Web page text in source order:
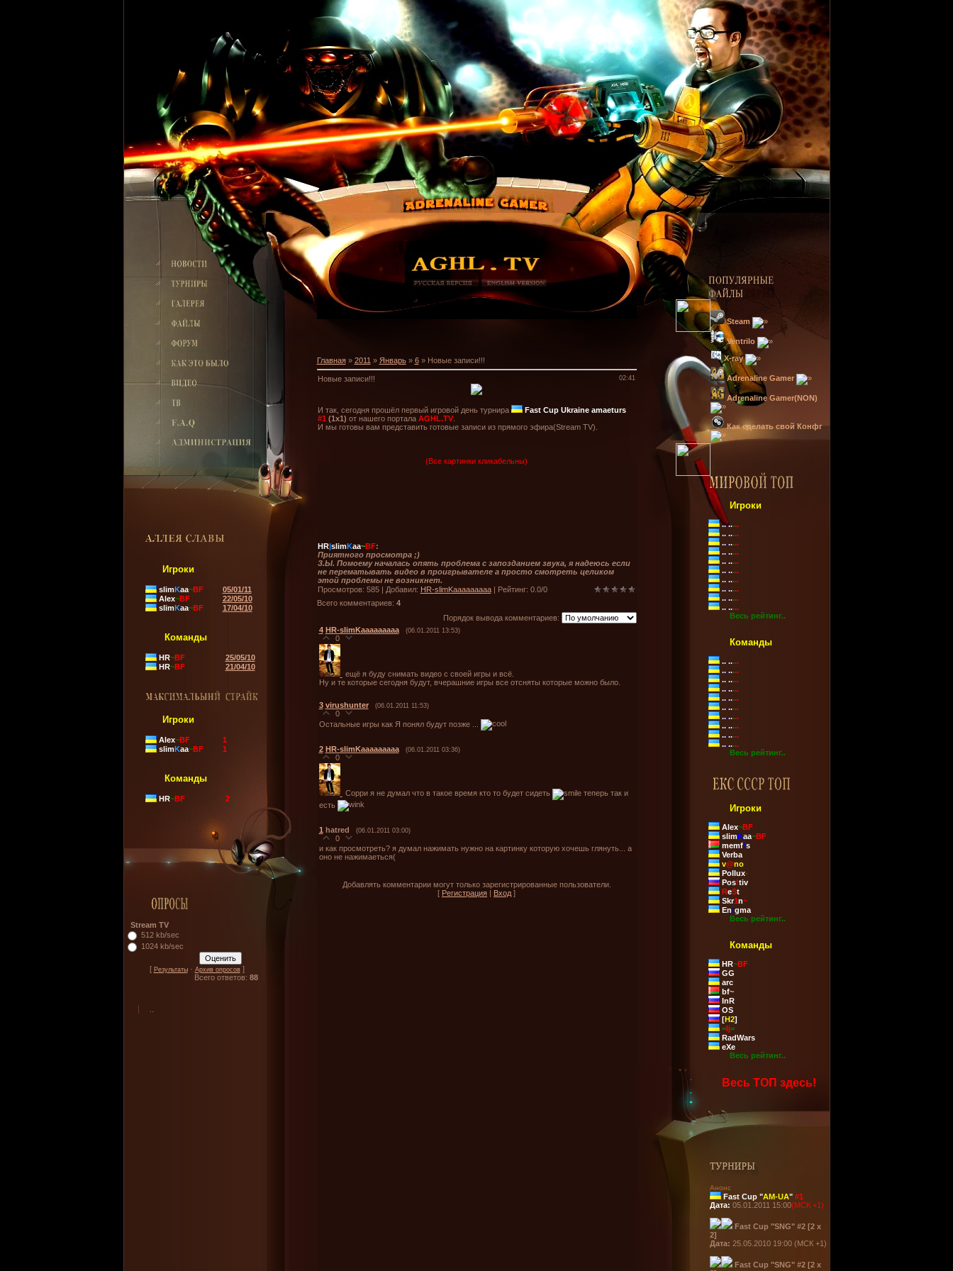
Игроки
slimKaa~BF
05/01/11
Alex~BF
22/05/10
slimKaa~BF 17/04/10
Команды
HR~BF
25/05/10
HR~BF 21/04/10
Игроки
Alex~BF
1
slimKaa~BF 1
Команды
HR~BF 2
Stream TV
512 kb/sec
1024 kb/sec
[ Результаты· Архив опросов]
Всего ответов: 88
Главная» 2011 » Январь » 6» Новые записи!!!
02:41
Новые записи!!!
И так, сегодня прошёл первый игровой день турнира
Fast Cup Ukraine amaeturs
#1 (1x1) от нашего портала AGHL.TV.
И мы готовы вам представить готовые записи из прямого эфира(Stream TV).
(Все картинки кликабельны)
HR|slimKaa~BF:
Приятного просмотра ;)
З.Ы. Помоему началась опять проблема с запозданием звука, я надеюсь если
не перематывать видео в проигрывателе а просто смотреть целиком
этой проблемы не возникнет.
Просмотров: 585 | Добавил: HR-slimKaaaaaaaaa| Рейтинг: 0.0/0
Всего комментариев: 4
Порядок вывода комментариев:
4 HR-slimKaaaaaaaaa (06.01.2011 13:53)
0
ещё я буду снимать видео с своей игры и всё.
Ну и те которые сегодня будут, вчерашние игры все отсняты которые можно было.
3 virushunter (06.01.2011 11:53)
0
Остальные игры как Я понял будут позже ...
2 HR-slimKaaaaaaaaa (06.01.2011 03:36)
0
Сорри я не думал что в такое время кто то будет сидеть
теперь так и
есть
1 hatred (06.01.2011 03:00)
0
и как просмотреть? я думал нажимать нужно на картинку которую хочешь глянуть... а
оно не нажимаеться(
Добавлять комментарии могут только зарегистрированные пользователи.
[ Регистрация | Вход ]
Steam
Ventrilo
X-ray
Adrenaline Gamer
Adrenaline Gamer(NON)
Как сделать свой Конфг
Игроки
........
........
........
........
........
........
........
........
........
........
Весь рейтинг..
Команды
........
........
........
........
........
........
........
........
........
........
Весь рейтинг..
Игроки
Alex~BF
slimKaa~BF
memf!s
Verba
v@no
Pollux-
Pos!tiv
ReSt
Skr1n~
En!gma
Весь рейтинг..
Команды
HR~BF
GG
arc
bf~
InR
OS
[H2]
=lj=
RadWars
eXe
Весь рейтинг..
Весь ТОП здесь!
Анонс
Fast Cup "AM-UA"#1
Дата: 05.01.2011 15:00(МСК +1)
Fast Cup "SNG" #2 [2 x
2]
Дата: 25.05.2010 19:00 (МСК +1)
Fast Cup "SNG" #2 [2 x